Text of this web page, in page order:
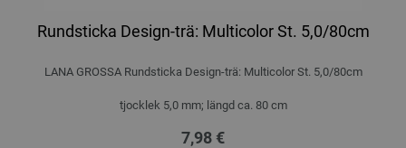
Rundsticka Design-trä: Multicolor St. 5,0/80cm
LANA GROSSA Rundsticka Design-trä: Multicolor St. 5,0/80cm
tjocklek 5,0 mm; längd ca. 80 cm
7,98 €